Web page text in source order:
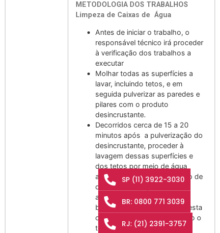
METODOLOGIA DOS TRABALHOS
Limpeza de Caixas de Água
Antes de iniciar o trabalho, o
responsável técnico irá proceder
à verificação dos trabalhos a
executar
Molhar todas as superfícies a
lavar, incluindo tetos, e em
seguida pulverizar as paredes e
pilares com o produto
desincrustante.
Decorridos cerca de 15 a 20
minutos após a pulverização do
desincrustante, proceder à
lavagem dessas superfícies e
dos tetos por meio de água
abundante com incorporação de
desinfectante, que lhe é
adicionado através de uma
bomba doseadora. Durante esta
operação deve ser controlado o
teor de desinfectante em
SP (11) 3922-3030
BR: 0800 771 3039
RJ: (21) 2391-3757